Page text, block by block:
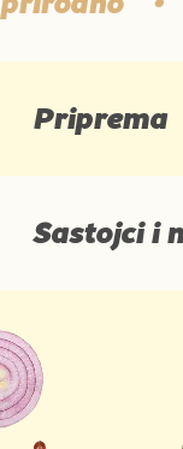
Priprema
Sastojci i
Sastojci